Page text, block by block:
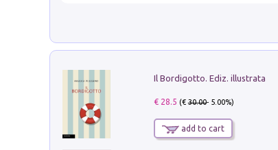
Il Bordigotto. Ediz. illustrata
€ 28.5 (€30.00- 5.00%)
add to cart